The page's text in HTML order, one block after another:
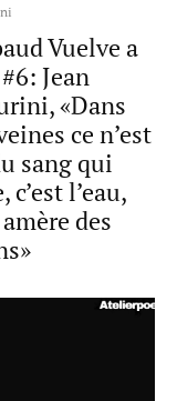
Vuelve a
Jean
«Dans
ce n’est
sang qui
c’est l’eau,
des